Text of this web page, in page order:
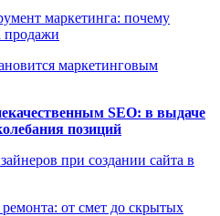
маркетинга: почему
продажи
маркетинговым
SEO: в выдаче
позиций
при создании сайта в
от смет до скрытых